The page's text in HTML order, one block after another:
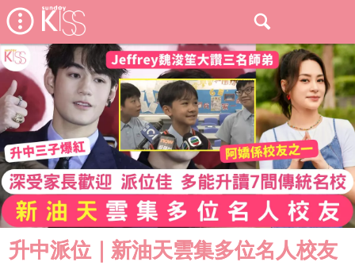
升中派位｜新油天雲集多位名人校友